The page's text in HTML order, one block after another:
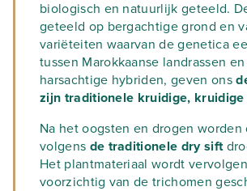
biologisch en natuurlijk geteeld.
geteeld op bergachtige grond en
variëteiten waarvan de genetica
tussen Marokkaanse landrassen
harsachtige hybriden, geven ons
zijn traditionele kruidige, kruidige
Na het oogsten en drogen worden
volgens de traditionele dry sift
Het plantmateriaal wordt
voorzichtig van de trichomen